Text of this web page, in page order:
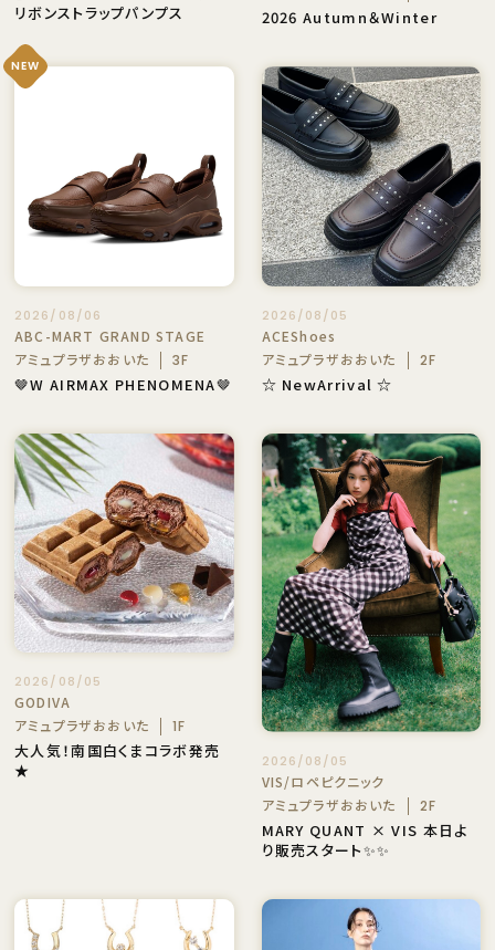
リボンストラップパンプス
2026 Autumn＆Winter
NEW
2026/08/06
ABC-MART GRAND STAGE
アミュプラザおおいた
3F
🤎W AIRMAX PHENOMENA🤎
2026/08/05
ACEShoes
アミュプラザおおいた
2F
☆ NewArrival ☆
2026/08/05
GODIVA
アミュプラザおおいた
1F
大人気！南国白くまコラボ発売
★
2026/08/05
VIS/ロペピクニック
アミュプラザおおいた
2F
MARY QUANT × VIS 本日よ
り販売スタート✨✨